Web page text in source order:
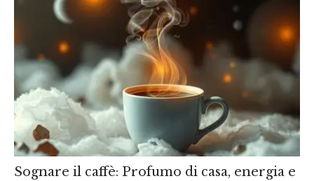
Sognare il caffè: Profumo di casa, energia e